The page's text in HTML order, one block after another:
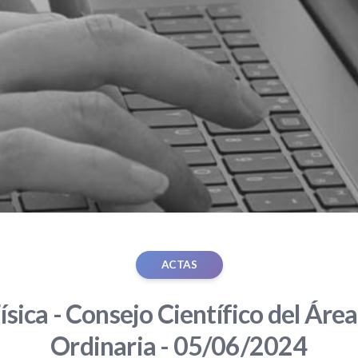
ACTAS
- Consejo Científico del
Ordinaria - 05/06/2024